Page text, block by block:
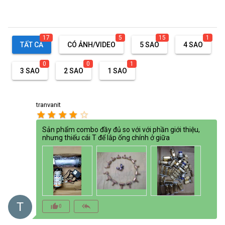
TẤT CẢ
17
CÓ ẢNH/VIDEO
5
5 SAO
15
4 SAO
1
3 SAO
0
2 SAO
0
1 SAO
1
T
tranvanit
star star star star star_border
Sản phẩm combo đầy đủ so với với phần giới thiệu,
nhưng thiếu cái T để lắp ống chính ở giữa
thumb_up_alt0 reply_all